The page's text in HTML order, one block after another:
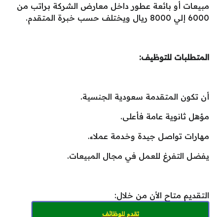
مبيعات أو بائعة عطور داخل معارض الشركة براتب من
6000 إلي 8000 ريال ويختلف حسب خبرة المتقدم.
المتطلبات للتوظيف:
أن تكون المتقدمة سعودية الجنسية.
مؤهل ثانوية عامة فأعلى.
مهارات تواصل جيدة وخدمة عملاء.
يفضل التفرغ للعمل في مجال المبيعات.
التقديم متاح الأن من خلال:
تقدم للوظائف